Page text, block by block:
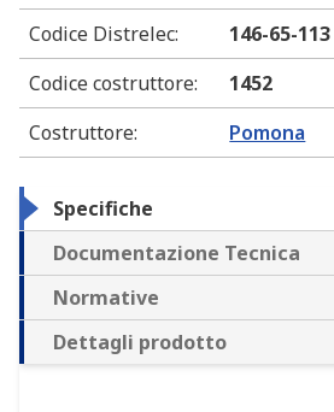
Codice Distrelec:
146-65-113
Codice costruttore:
1452
Costruttore: Pomona
Specifiche
Documentazione Tecnica
Normative
Dettagli prodotto